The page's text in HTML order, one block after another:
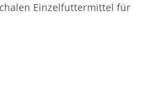
Einzelfuttermittel für